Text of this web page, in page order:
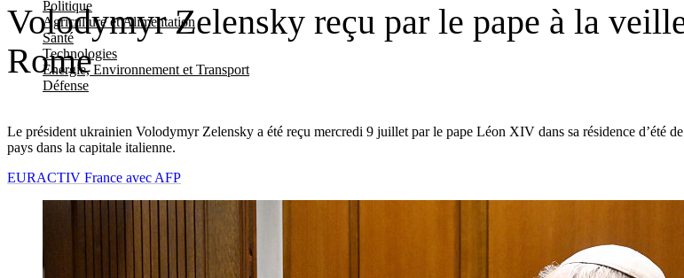
Politique
Agriculture et Alimentation
Santé
Technologies
Energie, Environnement et Transport
Défense
Volodymyr Zelensky reçu par le pape à la
Rome
Le président ukrainien Volodymyr Zelensky a été reçu mercredi 9 juillet par le pape Léon XIV dans sa résidence d’été
pays dans la capitale italienne.
EURACTIV France avec AFP